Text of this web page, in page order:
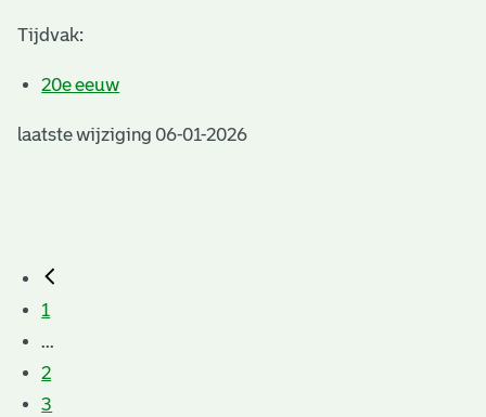
Tijdvak:
20e eeuw
laatste wijziging 06-01-2026
1
...
2
3